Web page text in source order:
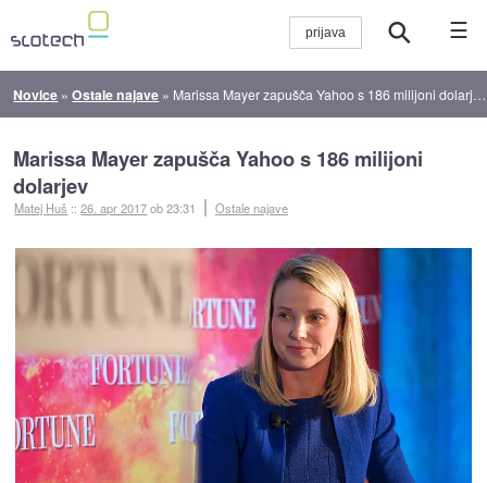
☰
Novice »Ostale najave » Marissa Mayer zapušča Yahoo s 186 milijoni dolarjev
Marissa Mayer zapušča Yahoo s 186 milijoni
dolarjev
Matej Huš ::26. apr 2017ob 23:31 Ostale najave